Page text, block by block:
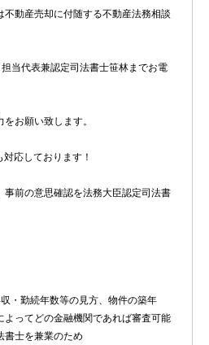
不動産売却に付随する不動産法務相談
当代表兼認定司法書士笹林までお電
お願い致します。
応しております！
事前の意思確認を法務大臣認定司法書
・勤続年数等の見方、物件の築年
よってどの金融機関であれば審査可能
書士を兼業のため